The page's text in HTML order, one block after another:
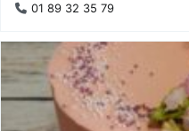
01 89 32 35 79